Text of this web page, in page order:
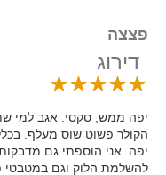
פצצה
דירוג
יפה ממש, סקסי. אגב למי
הקולר פשוט שוס מעלף.
יפה. אני הוספתי גם
להשלמת הלוק וגם